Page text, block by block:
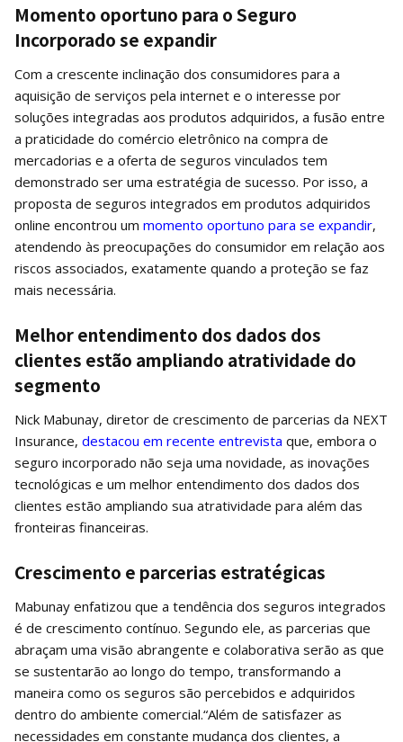
Momento oportuno para o Seguro
Incorporado se expandir
Com a crescente inclinação dos consumidores para a
aquisição de serviços pela internet e o interesse por
soluções integradas aos produtos adquiridos, a fusão entre
a praticidade do comércio eletrônico na compra de
mercadorias e a oferta de seguros vinculados tem
demonstrado ser uma estratégia de sucesso. Por isso, a
proposta de seguros integrados em produtos adquiridos
online encontrou um momento oportuno para se expandir,
atendendo às preocupações do consumidor em relação aos
riscos associados, exatamente quando a proteção se faz
mais necessária.
Melhor entendimento dos dados dos
clientes estão ampliando atratividade do
segmento
Nick Mabunay, diretor de crescimento de parcerias da NEXT
Insurance, destacou em recente entrevista que, embora o
seguro incorporado não seja uma novidade, as inovações
tecnológicas e um melhor entendimento dos dados dos
clientes estão ampliando sua atratividade para além das
fronteiras financeiras.
Crescimento e parcerias estratégicas
Mabunay enfatizou que a tendência dos seguros integrados
é de crescimento contínuo. Segundo ele, as parcerias que
abraçam uma visão abrangente e colaborativa serão as que
se sustentarão ao longo do tempo, transformando a
maneira como os seguros são percebidos e adquiridos
dentro do ambiente comercial.“Além de satisfazer as
necessidades em constante mudança dos clientes, a